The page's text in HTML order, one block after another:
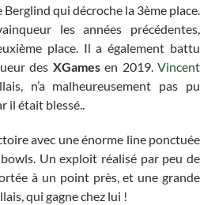
qui décroche la 3ème place.
les années précédentes,
place. Il a également battu
des XGamesen 2019. Vincent
n’a malheureusement pas pu
il était blessé..
avec une énorme line ponctuée
Un exploit réalisé par peu de
à un point près, et une grande
qui gagne chez lui !